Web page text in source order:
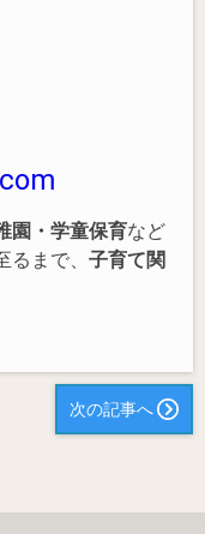
園・学童保育など
るまで、子育て関
次の記事へ